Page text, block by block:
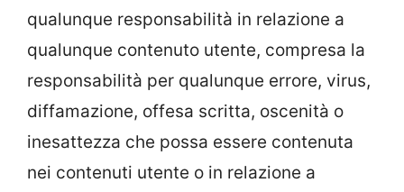
qualunque responsabilità in relazione a
qualunque contenuto utente, compresa la
responsabilità per qualunque errore, virus,
diffamazione, offesa scritta, oscenità o
inesattezza che possa essere contenuta
nei contenuti utente o in relazione a